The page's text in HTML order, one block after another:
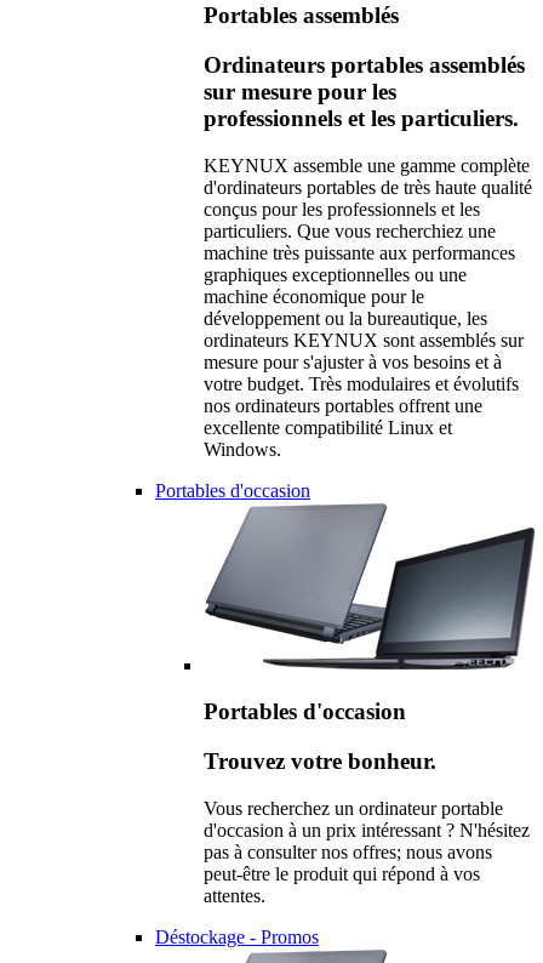
Portables assemblés
Ordinateurs portables assemblés
sur mesure pour les
professionnels et les particuliers.
KEYNUX assemble une gamme complète
d'ordinateurs portables de très haute qualité
conçus pour les professionnels et les
particuliers. Que vous recherchiez une
machine très puissante aux performances
graphiques exceptionnelles ou une
machine économique pour le
développement ou la bureautique, les
ordinateurs KEYNUX sont assemblés sur
mesure pour s'ajuster à vos besoins et à
votre budget. Très modulaires et évolutifs
nos ordinateurs portables offrent une
excellente compatibilité Linux et
Windows.
Portables d'occasion
Portables d'occasion
Trouvez votre bonheur.
Vous recherchez un ordinateur portable
d'occasion à un prix intéressant ? N'hésitez
pas à consulter nos offres; nous avons
peut-être le produit qui répond à vos
attentes.
Déstockage - Promos